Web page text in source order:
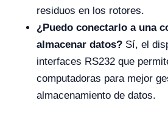
residuos en los rotores.
¿Puedo conectarlo a una
almacenar datos? Sí, el
interfaces RS232 que
computadoras para mejor
almacenamiento de datos.